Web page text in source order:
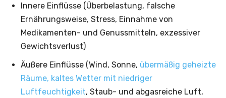
Innere Einflüsse (Überbelastung, falsche
Ernährungsweise, Stress, Einnahme von
Medikamenten- und Genussmitteln, exzessiver
Gewichtsverlust)
Äußere Einflüsse (Wind, Sonne, übermäßig geheizte
Räume, kaltes Wetter mit niedriger
Luftfeuchtigkeit, Staub- und abgasreiche Luft,